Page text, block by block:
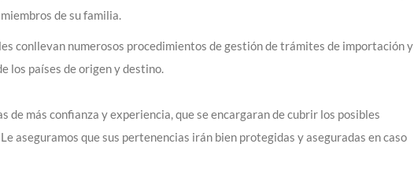
de su familia.
conllevan numerosos procedimientos de gestión de trámites de importación y
los países de origen y destino.
de más confianza y experiencia, que se encargaran de cubrir los posibles
aseguramos que sus pertenencias irán bien protegidas y aseguradas en caso